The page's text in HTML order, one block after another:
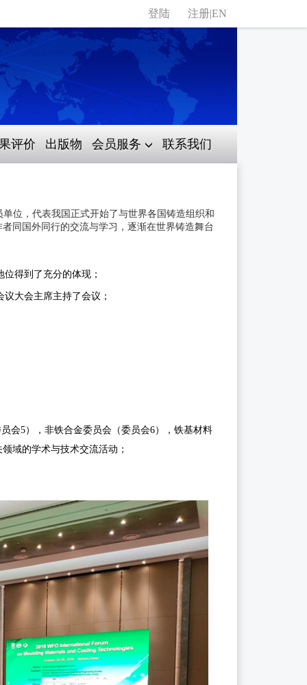
登陆 注册|EN
评价 出版物 会员服务 联系我们
位，代表我国正式开始了与世界各国铸造组织和
同国外同行的交流与学习，逐渐在世界铸造舞台
得到了充分的体现；
大会主席主持了会议；
会5），非铁合金委员会（委员会6），铁基材料
域的学术与技术交流活动；